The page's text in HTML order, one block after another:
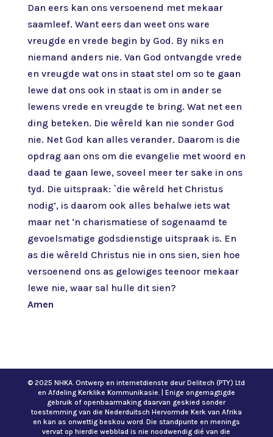
Dan eers kan ons versoenend met mekaar
saamleef. Want eers dan weet ons ware
vreugde en vrede begin by God. By niks en
niemand anders nie. Van God ontvangde vrede
en vreugde wat ons in staat stel om so te gaan
lewe dat ons ook in staat is om in ander se
lewens vrede en vreugde te bring. Wat net een
ding beteken. Die wêreld kan nie sonder God
nie. Net God kan alles verander. Daarom is die
opdrag aan ons om die evangelie met woord en
daad te gaan lewe, soveel meer ter sake in ons
tyd. Die uitspraak: `die wêreld het Christus
nodig’, is daarom ook alles behalwe iets wat
maar net ‘n charismatiese of sogenaamd te
gevoelsmatige godsdienstige uitspraak is. En
as die wêreld Christus nie in ons sien, sien hoe
versoenend ons as gelowiges teenoor mekaar
lewe nie, waar sal hulle dit sien?
Amen
© 2025 NHKA. Ontwerp en internetdienste deur Delitech (PTY) Ltd
en Afdeling Kerklike Kommunikasie. | Enige ongemagtigde
gebruik of openbaarmaking daarvan geskied sonder
toestemming van die Nederduitsch Hervormde Kerk van Afrika
en kan as onwettig beskou word. Die standpunte en menings
vervat op hierdie webblad is nie noodwendig dié van die